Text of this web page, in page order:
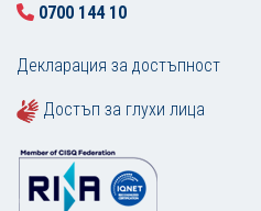
0700 144 10
Декларация за достъпност
Достъп за глухи лица